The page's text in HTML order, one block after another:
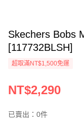
Skechers Bobs
[117732BLSH]
超取滿NT$1,500免運
NT$2,290
已賣出：0件